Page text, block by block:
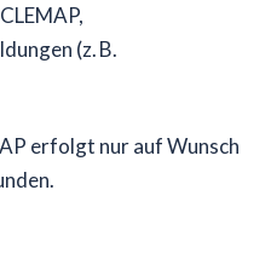
(z. B.
erfolgt nur auf Wunsch